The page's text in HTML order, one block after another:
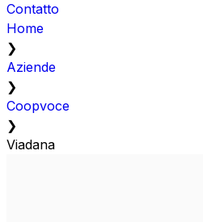
Contatto
Home
❯
Aziende
❯
Coopvoce
❯
Viadana